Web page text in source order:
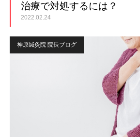
治療で対処するには？
2022.02.24
神原鍼灸院 院長ブログ